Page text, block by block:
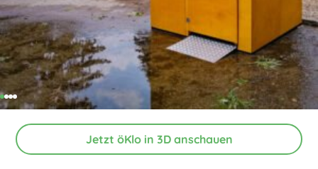
Jetzt öKlo in 3D anschauen